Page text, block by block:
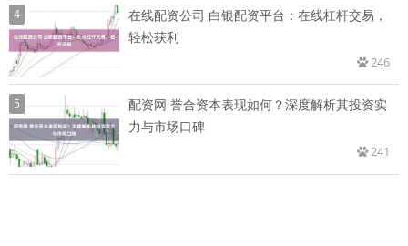
4
在线配资公司 白银配资平台：在线杠杆交易，
轻松获利
246
5
配资网 誉合资本表现如何？深度解析其投资实
力与市场口碑
241